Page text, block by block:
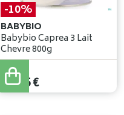
-10%
BABYBIO
Babybio Caprea 3 Lait
Chevre 800g
29,95
26,95€